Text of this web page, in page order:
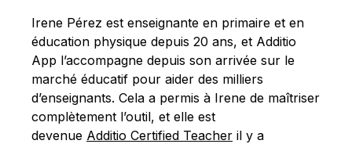
Inscrivez-vous
Contact
Français
Irene Pérez est enseignante en primaire et en
éducation physique depuis 20 ans, et Additio
App l’accompagne depuis son arrivée sur le
marché éducatif pour aider des milliers
d’enseignants. Cela a permis à Irene de maîtriser
complètement l’outil, et elle est
devenue Additio Certified Teacher il y a